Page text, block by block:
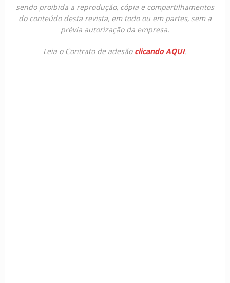
sendo proibida a reprodução, cópia e compartilhamentos
do conteúdo desta revista, em todo ou em partes, sem a
prévia autorização da empresa.
Leia o Contrato de adesão clicando AQUI.